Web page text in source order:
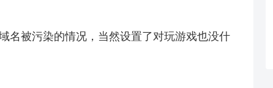
名被污染的情况，当然设置了对玩游戏也没什